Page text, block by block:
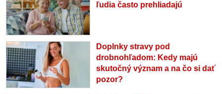
ľudia často prehliadajú
Doplnky stravy pod
drobnohľadom: Kedy majú
skutočný význam a na čo si dať
pozor?